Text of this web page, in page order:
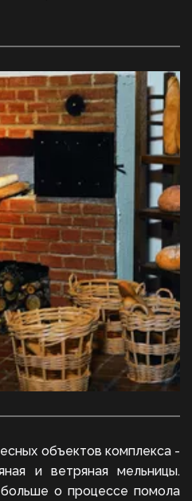
объектов комплекса -
и ветряная мельницы.
о процессе помола